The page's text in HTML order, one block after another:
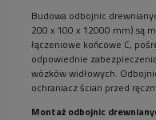
Budowa odbojnic
200 x 100 x 12000 mm) są
łączeniowe końcowe C,
odpowiednie
wózków widłowych.
ochraniacz ścian przed
Montaż odbojnic